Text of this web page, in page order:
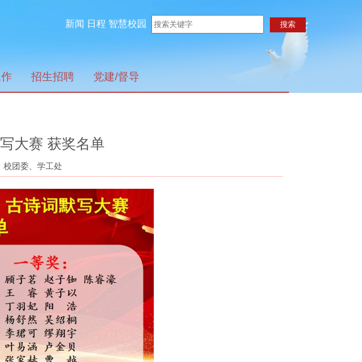
新闻 日程 智慧校园
招生招聘 党建/督导
大赛 获奖名单
团委、学工处